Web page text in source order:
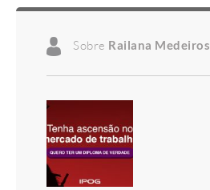
Sobre Railana Medeiros